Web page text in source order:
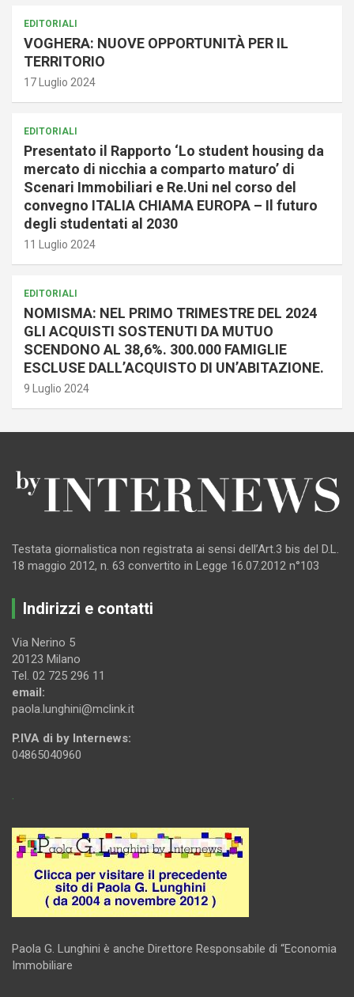
EDITORIALI
VOGHERA: NUOVE OPPORTUNITÀ PER IL
TERRITORIO
17 Luglio 2024
EDITORIALI
Presentato il Rapporto ‘Lo student housing da
mercato di nicchia a comparto maturo’ di
Scenari Immobiliari e Re.Uni nel corso del
convegno ITALIA CHIAMA EUROPA – Il futuro
degli studentati al 2030
11 Luglio 2024
EDITORIALI
NOMISMA: NEL PRIMO TRIMESTRE DEL 2024
GLI ACQUISTI SOSTENUTI DA MUTUO
SCENDONO AL 38,6%. 300.000 FAMIGLIE
ESCLUSE DALL’ACQUISTO DI UN’ABITAZIONE.
9 Luglio 2024
Testata giornalistica non registrata ai sensi dell’Art.3 bis del D.L.
18 maggio 2012, n. 63 convertito in Legge 16.07.2012 n°103
Indirizzi e contatti
Via Nerino 5
20123 Milano
Tel. 02 725 296 11
email:
paola.lunghini@mclink.it
P.IVA di by Internews:
04865040960
.
Paola G. Lunghini è anche Direttore Responsabile di “Economia
Immobiliare